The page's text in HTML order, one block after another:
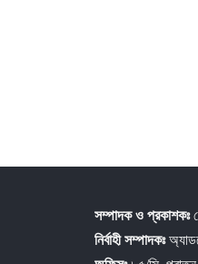
সম্পাদক ও প্রকাশকঃ
নির্বাহী সম্পাদকঃ